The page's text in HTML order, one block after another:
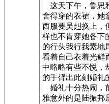
这天下午，鲁思
舍得穿的衣裙，她
西服要吴赳换上，
样也不肯穿她备下
的行头我行我素地
看着自己衣着光鲜
中略略有些不悦，
的手臂出此刻婚礼
婚礼十分热闹，
雅意外的是陆振邦